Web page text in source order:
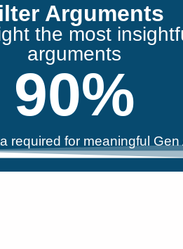
Arguments
the most
arguments
required for meaningful Gen
90%